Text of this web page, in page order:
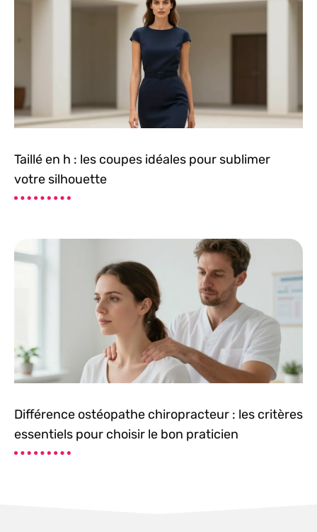
Taillé en h : les coupes idéales pour sublimer
votre silhouette
Différence ostéopathe chiropracteur : les critères
essentiels pour choisir le bon praticien